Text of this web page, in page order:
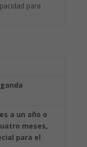
para
a un año o
meses,
para el